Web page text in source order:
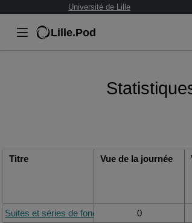
Université de Lille
Lille.Pod
Titre Vue de la journée
Suites et séries de fonctions - cours 3
0